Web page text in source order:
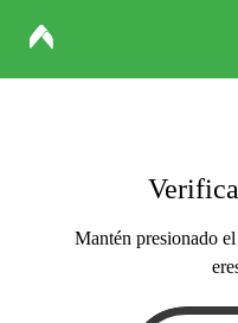
Mantén presionado